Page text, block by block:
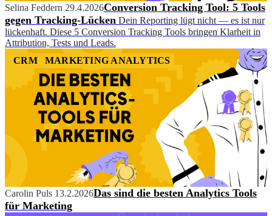
Selina Feddern 29.4.2026Conversion Tracking Tool: 5 Tools
gegen Tracking-Lücken Dein Reporting lügt nicht — es ist nur
lückenhaft. Diese 5 Conversion Tracking Tools bringen Klarheit in
Attribution, Tests und Leads.
CRM
MARKETING ANALYTICS
Carolin Puls 13.2.2026Das sind die besten Analytics Tools
für Marketing